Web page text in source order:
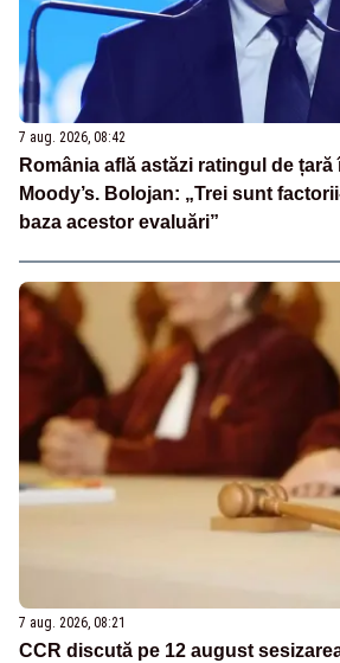
7 aug. 2026, 08:42
România află astăzi ratingul de
Moody’s. Bolojan: „Trei sunt
baza acestor evaluări”
7 aug. 2026, 08:21
CCR discută pe 12 august